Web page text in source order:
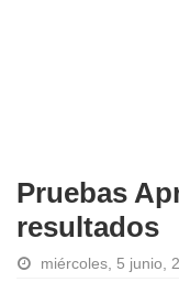
Pruebas
resultados
miércoles, 5 junio,